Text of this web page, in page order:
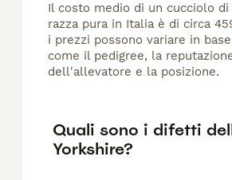
Il costo medio di un cucciolo di
razza pura in Italia è di circa
i prezzi possono variare in
come il pedigree, la
dell'allevatore e la posizione.
Quali sono i difetti
Yorkshire?